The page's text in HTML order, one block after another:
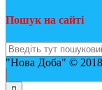
Пошук на сайті
"Нова Доба" © 2018